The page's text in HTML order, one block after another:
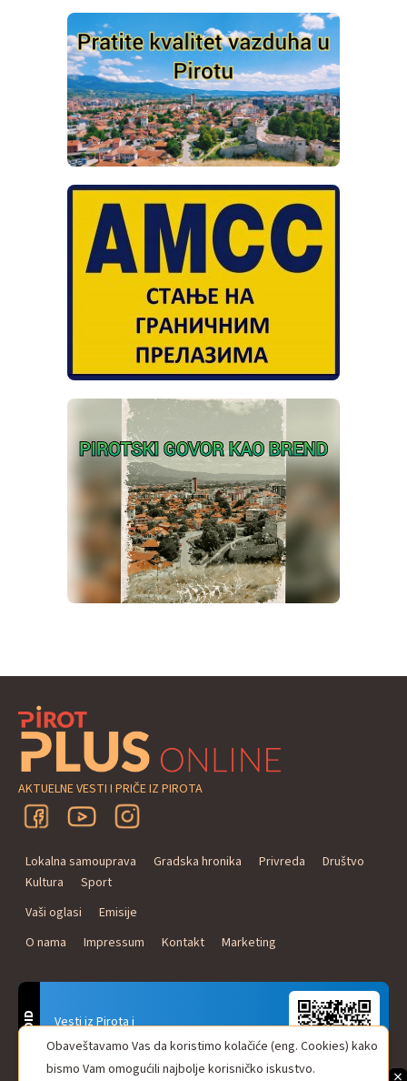
AKTUELNE VESTI I PRIČE IZ PIROTA
Lokalna samouprava Gradska hronika Privreda
Društvo
Kultura
Sport
Vaši oglasi
Emisije
O nama
Impressum Kontakt Marketing
Vesti iz Pirota i
Naxi Plus Radio
Uvek u Vašem džepu!
ANDROID Obaveštavamo Vas da koristimo kolačiće (eng. Cookies) kako
bismo Vam omogućili najbolje korisničko iskustvo.